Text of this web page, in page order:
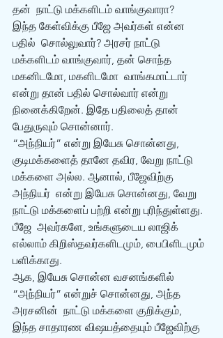
தன்  நாட்டு மக்களிடம் வாங்குவாரா?
இந்த கேள்விக்கு பீஜே அவர்கள் என்ன
பதில்  சொல்லுவார்? அரசர் நாட்டு
மக்களிடம் வாங்குவார், தன் சொந்த
மகனிடமோ, மகளிடமோ  வாங்கமாட்டார்
என்று தான் பதில் சொல்வார் என்று
நினைக்கிறேன். இதே பதிலைத் தான்
பேதுருவும் சொன்னார்.
“அந்நியர்” என்று இயேசு சொன்னது,
குடிமக்களைத் தானே தவிர, வேறு நாட்டு
மக்களை அல்ல. ஆனால், பீஜேவிற்கு
அந்நியர்  என்று இயேசு சொன்னது, வேறு
நாட்டு மக்களைப் பற்றி என்று புரிந்துள்ளது.
பீஜே  அவர்களே, உங்களுடைய லாஜிக்
எல்லாம் கிறிஸ்தவர்களிடமும், பைபிளிடமும்
பளிக்காது.
ஆக, இயேசு சொன்ன வசனங்களில்
“அந்நியர்” என்றுச் சொன்னது, அந்த
அரசனின்  நாட்டு மக்களை குறிக்கும்,
இந்த சாதாரண விஷயத்தையும் பீஜேவிற்கு